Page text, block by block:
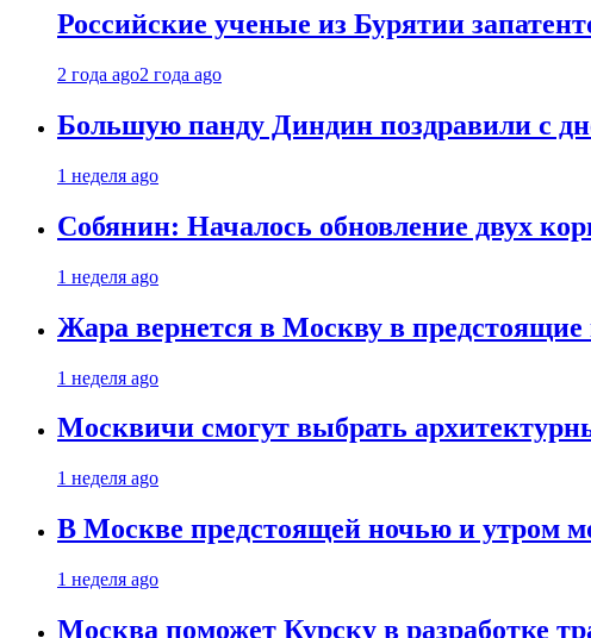
Российские ученые из Бурятии
2 года ago2 года ago
Большую панду Диндин поздравили с
1 неделя ago
Собянин: Началось обновление двух
1 неделя ago
Жара вернется в Москву в
1 неделя ago
Москвичи смогут выбрать
1 неделя ago
В Москве предстоящей ночью и утром
1 неделя ago
Москва поможет Курску в разработке